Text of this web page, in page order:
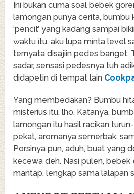
Ini bukan cuma soal bebek
lamongan punya cerita, bumbu
‘pencit’ yang kadang sampai
waktu itu, aku lupa minta level
ternyata disajiin pedes banget.
sadar, sensasi pedesnya tuh
didapetin di tempat lain
Yang membedakan? Bumbu
misterius itu, lho. Katanya,
lamongan itu hasil racikan
pekat, aromanya semerbak,
Porsinya pun, aduh, buat yang
kecewa deh. Nasi pulen, bebek
mantap, lengkap sama lalapan